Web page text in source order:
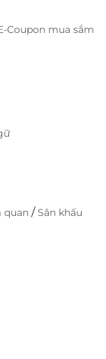
Coupon mua sắm
quan /Sân khấu